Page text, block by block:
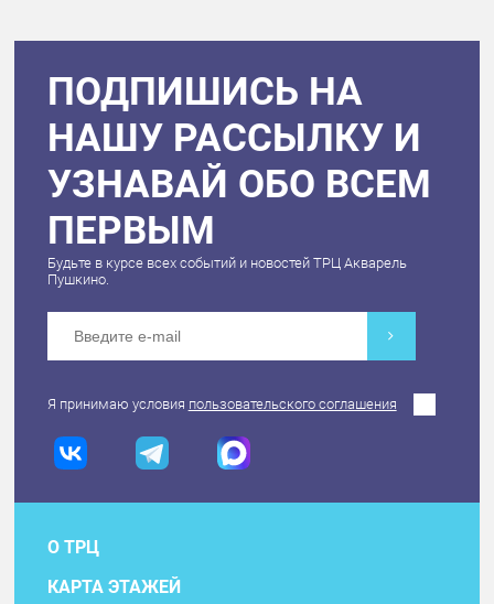
ПОДПИШИСЬ НА
НАШУ РАССЫЛКУ И
УЗНАВАЙ ОБО ВСЕМ
ПЕРВЫМ
Будьте в курсе всех событий и новостей ТРЦ Акварель
Пушкино.
Я принимаю условия пользовательского соглашения
О ТРЦ
КАРТА ЭТАЖЕЙ